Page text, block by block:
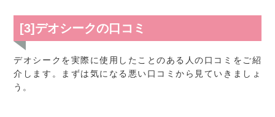
[3]デオシークの口コミ
デオシークを実際に使用したことのある人の口コミをご紹
介します。まずは気になる悪い口コミから見ていきましょ
う。